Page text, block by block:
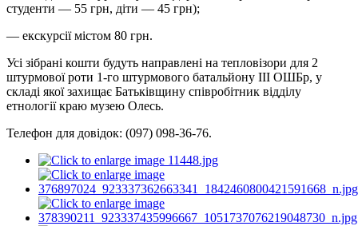
студенти — 55 грн, діти — 45 грн);
— екскурсії містом 80 грн.
Усі зібрані кошти будуть направлені на тепловізори для 2
штурмової роти 1-го штурмового батальйону ІІІ ОШБр, у
складі якої захищає Батьківщину співробітник відділу
етнології краю музею Олесь.
Телефон для довідок: (097) 098-36-76.